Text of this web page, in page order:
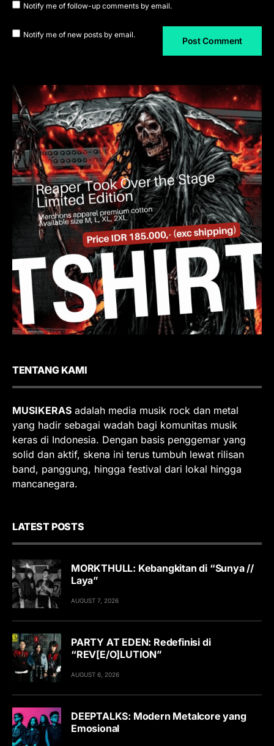
Notify me of follow-up comments by email.
Notify me of new posts by email.
TENTANG KAMI
MUSIKERAS adalah media musik rock dan metal
yang hadir sebagai wadah bagi komunitas musik
keras di Indonesia. Dengan basis penggemar yang
solid dan aktif, skena ini terus tumbuh lewat rilisan
band, panggung, hingga festival dari lokal hingga
mancanegara.
LATEST POSTS
MORKTHULL: Kebangkitan di “Sunya //
Laya”
AUGUST 7, 2026
PARTY AT EDEN: Redefinisi di
“REV[E/O]LUTION”
AUGUST 6, 2026
DEEPTALKS: Modern Metalcore yang
Emosional